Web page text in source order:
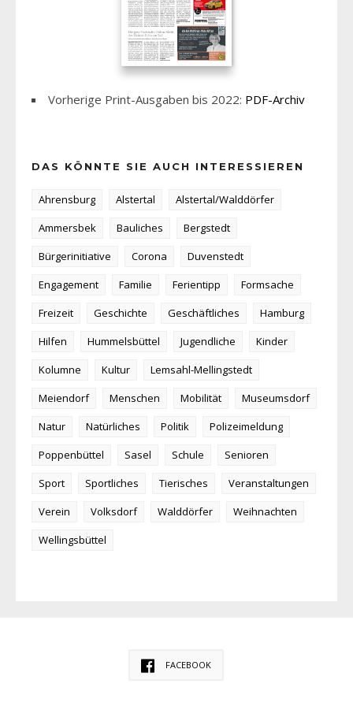
Vorherige Print-Ausgaben bis 2022: PDF-Archiv
DAS KÖNNTE SIE AUCH INTERESSIEREN
Ahrensburg Alstertal
Alstertal/Walddörfer
Ammersbek
Bauliches
Bergstedt
Bürgerinitiative
Corona
Duvenstedt
Engagement
Familie Ferientipp
Formsache
Freizeit
Geschichte Geschäftliches
Hamburg
Hilfen
Hummelsbüttel Jugendliche
Kinder
Kolumne
Kultur
Lemsahl-Mellingstedt
Meiendorf
Menschen Mobilität
Museumsdorf
Natur
Natürliches Politik
Polizeimeldung
Poppenbüttel
Sasel Schule
Senioren
Sport
Sportliches Tierisches
Veranstaltungen
Verein
Volksdorf Walddörfer
Weihnachten
Wellingsbüttel
FACEBOOK